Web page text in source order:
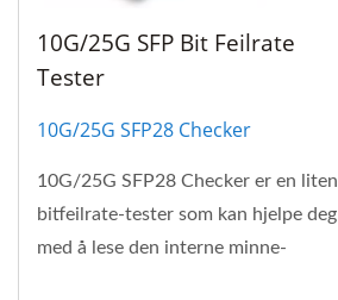
10G/25G SFP Bit Feilrate
Tester
10G/25G SFP28 Checker
10G/25G SFP28 Checker er en liten
bitfeilrate-tester som kan hjelpe deg
med å lese den interne minne-